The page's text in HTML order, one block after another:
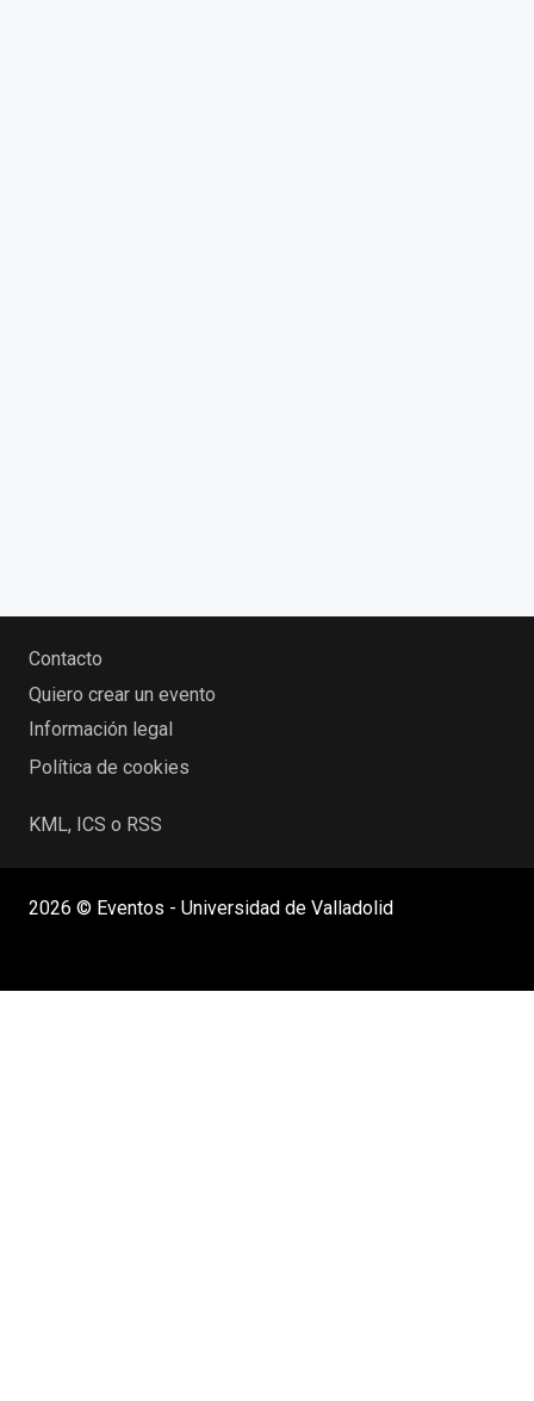
Contacto
Quiero crear un evento
Información legal
Política de cookies
KML, ICS o RSS
2026 © Eventos - Universidad de Valladolid